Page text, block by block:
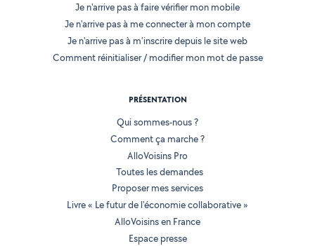
Je n'arrive pas à faire vérifier mon mobile
Je n'arrive pas à me connecter à mon compte
Je n'arrive pas à m'inscrire depuis le site web
Comment réinitialiser / modifier mon mot de passe
PRÉSENTATION
Qui sommes-nous ?
Comment ça marche ?
AlloVoisins Pro
Toutes les demandes
Proposer mes services
Livre « Le futur de l'économie collaborative »
AlloVoisins en France
Espace presse